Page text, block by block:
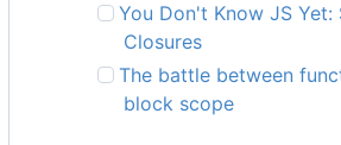
You Don't Know JS Yet:
Closures
The battle between
block scope